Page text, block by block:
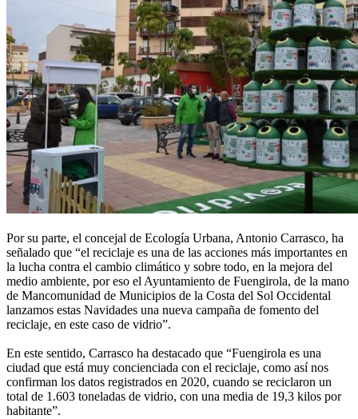
Por su parte, el concejal de Ecología Urbana, Antonio Carrasco, ha
señalado que “el reciclaje es una de las acciones más importantes en
la lucha contra el cambio climático y sobre todo, en la mejora del
medio ambiente, por eso el Ayuntamiento de Fuengirola, de la mano
de Mancomunidad de Municipios de la Costa del Sol Occidental
lanzamos estas Navidades una nueva campaña de fomento del
reciclaje, en este caso de vidrio”.
En este sentido, Carrasco ha destacado que “Fuengirola es una
ciudad que está muy concienciada con el reciclaje, como así nos
confirman los datos registrados en 2020, cuando se reciclaron un
total de 1.603 toneladas de vidrio, con una media de 19,3 kilos por
habitante”.